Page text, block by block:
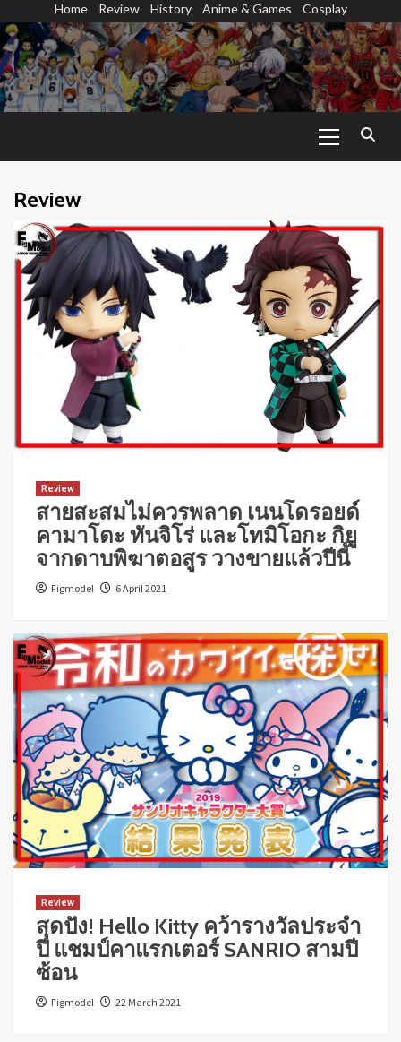
to
content
Home Review History Anime & Games Cosplay
Menu
Review
Review
สายสะสมไม่ควรพลาด เนนโดรอยด์
คามาโดะ ทันจิโร่ และโทมิโอกะ กิยู
จากดาบพิฆาตอสูร วางขายแล้วปีนี้
Figmodel 6 April 2021
Review
สุดปัง! Hello Kitty คว้ารางวัลประจำ
ปี แชมป์คาแรกเตอร์ SANRIO สามปี
ซ้อน
Figmodel 22 March 2021